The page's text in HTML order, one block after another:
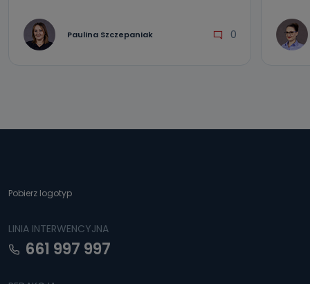
Paulina Szczepaniak 0
Pobierz logotyp
LINIA INTERWENCYJNA
661 997 997